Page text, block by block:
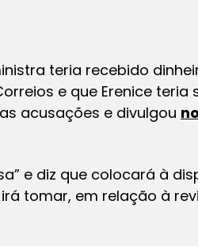
teria recebido
e que Erenice teria
acusações e divulgou
e diz que colocará à
tomar, em relação à